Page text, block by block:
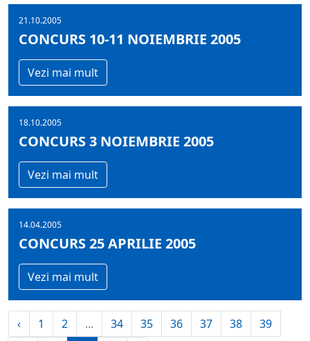
21.10.2005
CONCURS 10-11 NOIEMBRIE 2005
Vezi mai mult
18.10.2005
CONCURS 3 NOIEMBRIE 2005
Vezi mai mult
14.04.2005
CONCURS 25 APRILIE 2005
Vezi mai mult
‹ 1 2 ... 34 35 36 37 38
39